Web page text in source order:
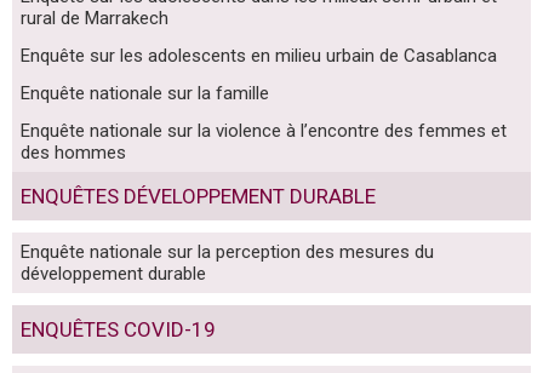
rural de Marrakech
Enquête sur les adolescents en milieu urbain de Casablanca
Enquête nationale sur la famille
Enquête nationale sur la violence à l’encontre des femmes et
des hommes
ENQUÊTES DÉVELOPPEMENT DURABLE
Enquête nationale sur la perception des mesures du
développement durable
ENQUÊTES COVID-19